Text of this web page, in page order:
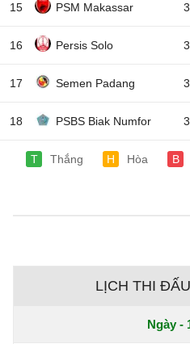
15 PSM Makassar
16 Persis Solo
17 Semen Padang
18 PSBS Biak Numfor
T Thắng H Hòa B
LỊCH THI
Ngày -